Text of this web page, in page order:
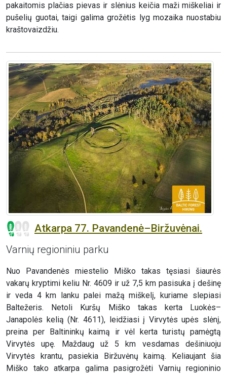
pakaitomis plačias pievas ir slėnius keičia maži miškeliai ir
pušelių guotai, taigi galima grožėtis lyg mozaika nuostabiu
kraštovaizdžiu.
Atkarpa 77. Pavandenė–Biržuvėnai.
Varnių regioniniu parku
Nuo Pavandenės miestelio Miško takas tęsiasi šiaurės
vakarų kryptimi keliu Nr. 4609 ir už 7,5 km pasisuka į dešinę
ir veda 4 km lanku palei mažą miškelį, kuriame slepiasi
Baltežeris. Netoli Kuršų Miško takas kerta Luokės–
Janapolės kelią (Nr. 4611), leidžiasi į Virvytės upės slėnį,
preina per Baltininkų kaimą ir vėl kerta turistų pamėgtą
Virvytės upę. Maždaug už 5 km vesdamas dešiniuoju
Virvytės krantu, pasiekia Biržuvėnų kaimą. Keliaujant šia
Miško tako atkarpa galima pasigrožėti Varnių regioninio